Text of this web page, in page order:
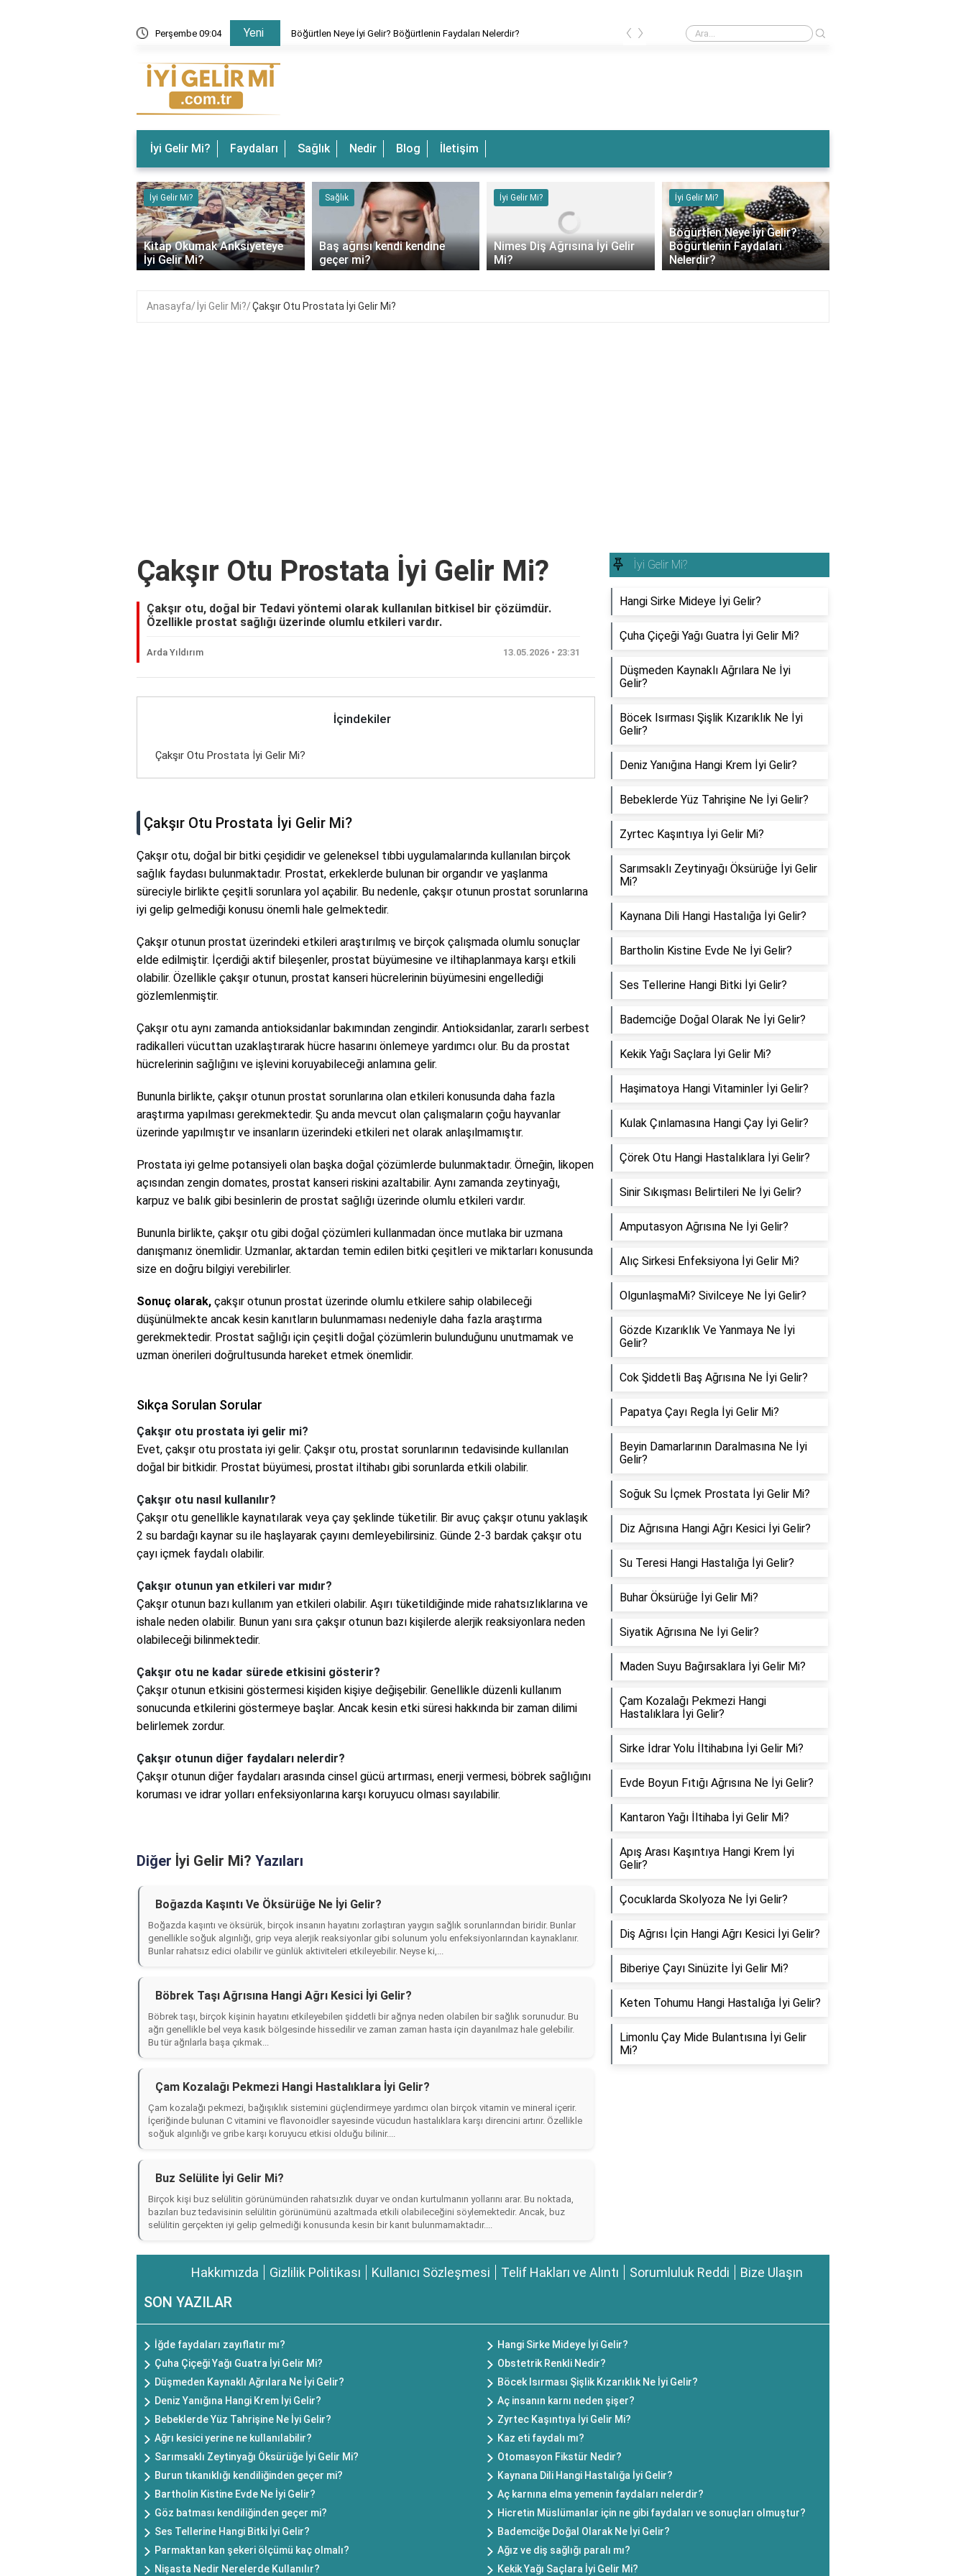
Perşembe 09:04 Yeni
Böğürtlenin Faydaları Nelerdir? Böğürtlen Neye İyi Gelir? Böğürtlenin Faydaları Nelerdir? Muz Karın Ağrısına İyi Gelir Mi?
‹ ›
İyi Gelir Mi? Faydaları Sağlık Nedir Blog İletişim
İyi Gelir Mi?
Kitap Okumak Anksiyeteye
İyi Gelir Mi?
Sağlık
Baş ağrısı kendi kendine
geçer mi?
İyi Gelir Mi?
Nimes Diş Ağrısına İyi Gelir
Mi?
İyi Gelir Mi?
Böğürtlen Neye İyi Gelir?
Böğürtlenin Faydaları
Nelerdir?
‹ ›
Anasayfa İyi Gelir Mi? Çakşır Otu Prostata İyi Gelir Mi?
Çakşır Otu Prostata İyi Gelir Mi?
Çakşır otu, doğal bir Tedavi yöntemi olarak kullanılan bitkisel bir çözümdür.
Özellikle prostat sağlığı üzerinde olumlu etkileri vardır.
Arda Yıldırım 13.05.2026 • 23:31
İçindekiler
Çakşır Otu Prostata İyi Gelir Mi?
Çakşır Otu Prostata İyi Gelir Mi?
Çakşır otu, doğal bir bitki çeşididir ve geleneksel tıbbi uygulamalarında kullanılan birçok
sağlık faydası bulunmaktadır. Prostat, erkeklerde bulunan bir organdır ve yaşlanma
süreciyle birlikte çeşitli sorunlara yol açabilir. Bu nedenle, çakşır otunun prostat sorunlarına
iyi gelip gelmediği konusu önemli hale gelmektedir.
Çakşır otunun prostat üzerindeki etkileri araştırılmış ve birçok çalışmada olumlu sonuçlar
elde edilmiştir. İçerdiği aktif bileşenler, prostat büyümesine ve iltihaplanmaya karşı etkili
olabilir. Özellikle çakşır otunun, prostat kanseri hücrelerinin büyümesini engellediği
gözlemlenmiştir.
Çakşır otu aynı zamanda antioksidanlar bakımından zengindir. Antioksidanlar, zararlı serbest
radikalleri vücuttan uzaklaştırarak hücre hasarını önlemeye yardımcı olur. Bu da prostat
hücrelerinin sağlığını ve işlevini koruyabileceği anlamına gelir.
Bununla birlikte, çakşır otunun prostat sorunlarına olan etkileri konusunda daha fazla
araştırma yapılması gerekmektedir. Şu anda mevcut olan çalışmaların çoğu hayvanlar
üzerinde yapılmıştır ve insanların üzerindeki etkileri net olarak anlaşılmamıştır.
Prostata iyi gelme potansiyeli olan başka doğal çözümlerde bulunmaktadır. Örneğin, likopen
açısından zengin domates, prostat kanseri riskini azaltabilir. Aynı zamanda zeytinyağı,
karpuz ve balık gibi besinlerin de prostat sağlığı üzerinde olumlu etkileri vardır.
Bununla birlikte, çakşır otu gibi doğal çözümleri kullanmadan önce mutlaka bir uzmana
danışmanız önemlidir. Uzmanlar, aktardan temin edilen bitki çeşitleri ve miktarları konusunda
size en doğru bilgiyi verebilirler.
Sonuç olarak, çakşır otunun prostat üzerinde olumlu etkilere sahip olabileceği
düşünülmekte ancak kesin kanıtların bulunmaması nedeniyle daha fazla araştırma
gerekmektedir. Prostat sağlığı için çeşitli doğal çözümlerin bulunduğunu unutmamak ve
uzman önerileri doğrultusunda hareket etmek önemlidir.
Sıkça Sorulan Sorular
Çakşır otu prostata iyi gelir mi?
Evet, çakşır otu prostata iyi gelir. Çakşır otu, prostat sorunlarının tedavisinde kullanılan
doğal bir bitkidir. Prostat büyümesi, prostat iltihabı gibi sorunlarda etkili olabilir.
Çakşır otu nasıl kullanılır?
Çakşır otu genellikle kaynatılarak veya çay şeklinde tüketilir. Bir avuç çakşır otunu yaklaşık
2 su bardağı kaynar su ile haşlayarak çayını demleyebilirsiniz. Günde 2-3 bardak çakşır otu
çayı içmek faydalı olabilir.
Çakşır otunun yan etkileri var mıdır?
Çakşır otunun bazı kullanım yan etkileri olabilir. Aşırı tüketildiğinde mide rahatsızlıklarına ve
ishale neden olabilir. Bunun yanı sıra çakşır otunun bazı kişilerde alerjik reaksiyonlara neden
olabileceği bilinmektedir.
Çakşır otu ne kadar sürede etkisini gösterir?
Çakşır otunun etkisini göstermesi kişiden kişiye değişebilir. Genellikle düzenli kullanım
sonucunda etkilerini göstermeye başlar. Ancak kesin etki süresi hakkında bir zaman dilimi
belirlemek zordur.
Çakşır otunun diğer faydaları nelerdir?
Çakşır otunun diğer faydaları arasında cinsel gücü artırması, enerji vermesi, böbrek sağlığını
koruması ve idrar yolları enfeksiyonlarına karşı koruyucu olması sayılabilir.
Diğer İyi Gelir Mi? Yazıları
Boğazda Kaşıntı Ve Öksürüğe Ne İyi Gelir?
Boğazda kaşıntı ve öksürük, birçok insanın hayatını zorlaştıran yaygın sağlık sorunlarından biridir. Bunlar
genellikle soğuk algınlığı, grip veya alerjik reaksiyonlar gibi solunum yolu enfeksiyonlarından kaynaklanır.
Bunlar rahatsız edici olabilir ve günlük aktiviteleri etkileyebilir. Neyse ki,...
Böbrek Taşı Ağrısına Hangi Ağrı Kesici İyi Gelir?
Böbrek taşı, birçok kişinin hayatını etkileyebilen şiddetli bir ağrıya neden olabilen bir sağlık sorunudur. Bu
ağrı genellikle bel veya kasık bölgesinde hissedilir ve zaman zaman hasta için dayanılmaz hale gelebilir.
Bu tür ağrılarla başa çıkmak...
Çam Kozalağı Pekmezi Hangi Hastalıklara İyi Gelir?
Çam kozalağı pekmezi, bağışıklık sistemini güçlendirmeye yardımcı olan birçok vitamin ve mineral içerir.
İçeriğinde bulunan C vitamini ve flavonoidler sayesinde vücudun hastalıklara karşı direncini artırır. Özellikle
soğuk algınlığı ve gribe karşı koruyucu etkisi olduğu bilinir....
Buz Selülite İyi Gelir Mi?
Birçok kişi buz selülitin görünümünden rahatsızlık duyar ve ondan kurtulmanın yollarını arar. Bu noktada,
bazıları buz tedavisinin selülitin görünümünü azaltmada etkili olabileceğini söylemektedir. Ancak, buz
selülitin gerçekten iyi gelip gelmediği konusunda kesin bir kanıt bulunmamaktadır....
İyi Gelir Mi?
Hangi Sirke Mideye İyi Gelir?
Çuha Çiçeği Yağı Guatra İyi Gelir Mi?
Düşmeden Kaynaklı Ağrılara Ne İyi
Gelir?
Böcek Isırması Şişlik Kızarıklık Ne İyi
Gelir?
Deniz Yanığına Hangi Krem İyi Gelir?
Bebeklerde Yüz Tahrişine Ne İyi Gelir?
Zyrtec Kaşıntıya İyi Gelir Mi?
Sarımsaklı Zeytinyağı Öksürüğe İyi Gelir
Mi?
Kaynana Dili Hangi Hastalığa İyi Gelir?
Bartholin Kistine Evde Ne İyi Gelir?
Ses Tellerine Hangi Bitki İyi Gelir?
Bademciğe Doğal Olarak Ne İyi Gelir?
Kekik Yağı Saçlara İyi Gelir Mi?
Haşimatoya Hangi Vitaminler İyi Gelir?
Kulak Çınlamasına Hangi Çay İyi Gelir?
Çörek Otu Hangi Hastalıklara İyi Gelir?
Sinir Sıkışması Belirtileri Ne İyi Gelir?
Amputasyon Ağrısına Ne İyi Gelir?
Alıç Sirkesi Enfeksiyona İyi Gelir Mi?
OlgunlaşmaMi? Sivilceye Ne İyi Gelir?
Gözde Kızarıklık Ve Yanmaya Ne İyi
Gelir?
Cok Şiddetli Baş Ağrısına Ne İyi Gelir?
Papatya Çayı Regla İyi Gelir Mi?
Beyin Damarlarının Daralmasına Ne İyi
Gelir?
Soğuk Su İçmek Prostata İyi Gelir Mi?
Diz Ağrısına Hangi Ağrı Kesici İyi Gelir?
Su Teresi Hangi Hastalığa İyi Gelir?
Buhar Öksürüğe İyi Gelir Mi?
Siyatik Ağrısına Ne İyi Gelir?
Maden Suyu Bağırsaklara İyi Gelir Mi?
Çam Kozalağı Pekmezi Hangi
Hastalıklara İyi Gelir?
Sirke İdrar Yolu İltihabına İyi Gelir Mi?
Evde Boyun Fıtığı Ağrısına Ne İyi Gelir?
Kantaron Yağı İltihaba İyi Gelir Mi?
Apış Arası Kaşıntıya Hangi Krem İyi
Gelir?
Çocuklarda Skolyoza Ne İyi Gelir?
Diş Ağrısı İçin Hangi Ağrı Kesici İyi Gelir?
Biberiye Çayı Sinüzite İyi Gelir Mi?
Keten Tohumu Hangi Hastalığa İyi Gelir?
Limonlu Çay Mide Bulantısına İyi Gelir
Mi?
Hakkımızda Gizlilik Politikası Kullanıcı Sözleşmesi Telif Hakları ve Alıntı Sorumluluk Reddi Bize Ulaşın
SON YAZILAR
İğde faydaları zayıflatır mı?
Hangi Sirke Mideye İyi Gelir?
Çuha Çiçeği Yağı Guatra İyi Gelir Mi?
Obstetrik Renkli Nedir?
Düşmeden Kaynaklı Ağrılara Ne İyi Gelir?
Böcek Isırması Şişlik Kızarıklık Ne İyi Gelir?
Deniz Yanığına Hangi Krem İyi Gelir?
Aç insanın karnı neden şişer?
Bebeklerde Yüz Tahrişine Ne İyi Gelir?
Zyrtec Kaşıntıya İyi Gelir Mi?
Ağrı kesici yerine ne kullanılabilir?
Kaz eti faydalı mı?
Sarımsaklı Zeytinyağı Öksürüğe İyi Gelir Mi?
Otomasyon Fikstür Nedir?
Burun tıkanıklığı kendiliğinden geçer mi?
Kaynana Dili Hangi Hastalığa İyi Gelir?
Bartholin Kistine Evde Ne İyi Gelir?
Aç karnına elma yemenin faydaları nelerdir?
Göz batması kendiliğinden geçer mi?
Hicretin Müslümanlar için ne gibi faydaları ve sonuçları olmuştur?
Ses Tellerine Hangi Bitki İyi Gelir?
Bademciğe Doğal Olarak Ne İyi Gelir?
Parmaktan kan şekeri ölçümü kaç olmalı?
Ağız ve diş sağlığı paralı mı?
Nişasta Nedir Nerelerde Kullanılır?
Kekik Yağı Saçlara İyi Gelir Mi?